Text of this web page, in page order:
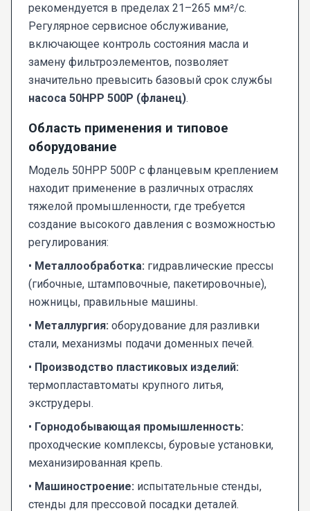
рекомендуется в пределах 21–265 мм²/с.
Регулярное сервисное обслуживание,
включающее контроль состояния масла и
замену фильтроэлементов, позволяет
значительно превысить базовый срок службы
насоса 50НРР 500Р (фланец).
Область применения и типовое
оборудование
Модель 50НРР 500Р с фланцевым креплением
находит применение в различных отраслях
тяжелой промышленности, где требуется
создание высокого давления с возможностью
регулирования:
• Металлообработка: гидравлические прессы
(гибочные, штамповочные, пакетировочные),
ножницы, правильные машины.
• Металлургия: оборудование для разливки
стали, механизмы подачи доменных печей.
• Производство пластиковых изделий:
термопластавтоматы крупного литья,
экструдеры.
• Горнодобывающая промышленность:
проходческие комплексы, буровые установки,
механизированная крепь.
• Машиностроение: испытательные стенды,
стенды для прессовой посадки деталей.